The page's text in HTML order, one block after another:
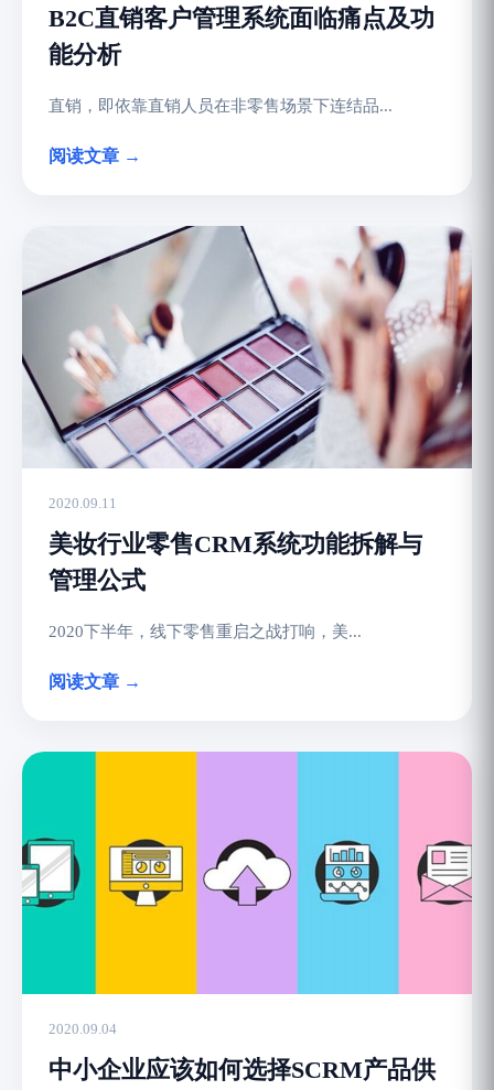
B2C直销客户管理系统面临痛点及功
能分析
直销，即依靠直销人员在非零售场景下连结品...
阅读文章 →
2020.09.11
美妆行业零售CRM系统功能拆解与
管理公式
2020下半年，线下零售重启之战打响，美...
阅读文章 →
2020.09.04
中小企业应该如何选择SCRM产品供